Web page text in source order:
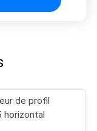
de profil
horizontal